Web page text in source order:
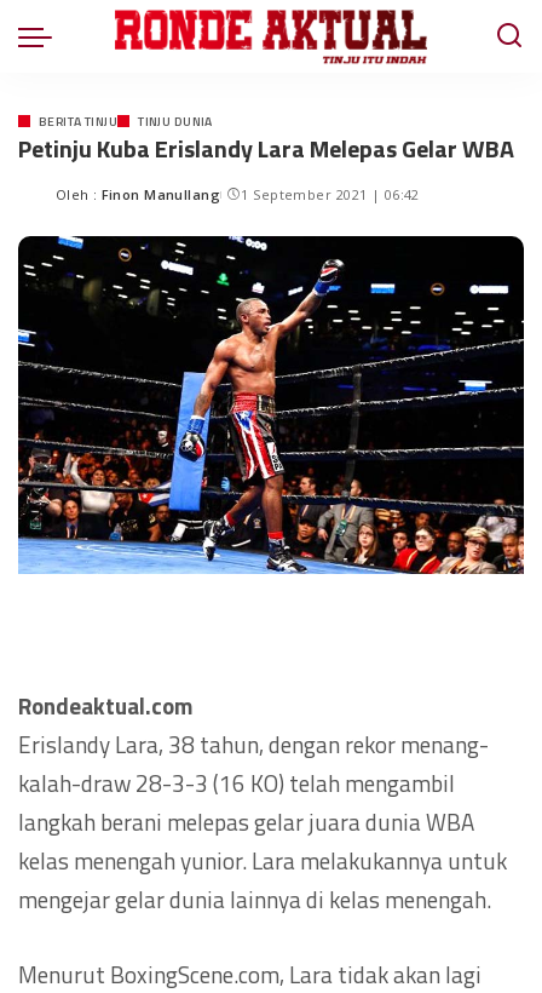
BERITA TINJU TINJU DUNIA
Petinju Kuba Erislandy Lara Melepas Gelar WBA
Oleh : Finon Manullang 1 September 2021 | 06:42
Rondeaktual.com
Erislandy Lara, 38 tahun, dengan rekor menang-
kalah-draw 28-3-3 (16 KO) telah mengambil
langkah berani melepas gelar juara dunia WBA
kelas menengah yunior. Lara melakukannya untuk
mengejar gelar dunia lainnya di kelas menengah.
Menurut BoxingScene.com, Lara tidak akan lagi